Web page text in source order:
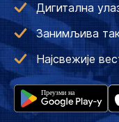
Дигитална
Занимљива
Најсвежије